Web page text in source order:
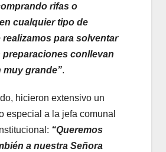
rifas o
cualquier tipo de
para solventar
preparaciones conllevan
grande”.
hicieron extensivo un
especial a la jefa comunal
“Queremos
a nuestra Señora